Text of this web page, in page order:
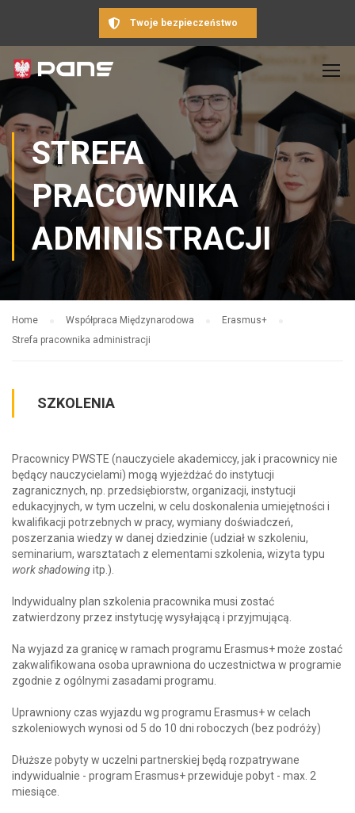
Twoje bezpieczeństwo
STREFA
PRACOWNIKA
ADMINISTRACJI
Home Współpraca Międzynarodowa
Erasmus+
Strefa pracownika administracji
SZKOLENIA
Pracownicy PWSTE (nauczyciele akademiccy, jak i pracownicy nie
będący nauczycielami) mogą wyjeżdżać do instytucji
zagranicznych, np. przedsiębiorstw, organizacji, instytucji
edukacyjnych, w tym uczelni, w celu doskonalenia umiejętności i
kwalifikacji potrzebnych w pracy, wymiany doświadczeń,
poszerzania wiedzy w danej dziedzinie (udział w szkoleniu,
seminarium, warsztatach z elementami szkolenia, wizyta typu
work shadowingitp.).
Indywidualny plan szkolenia pracownika musi zostać
zatwierdzony przez instytucję wysyłającą i przyjmującą.
​Na wyjazd za granicę w ramach programu Erasmus+ może zostać
zakwalifikowana osoba uprawniona do uczestnictwa w programie
zgodnie z ogólnymi zasadami programu.
Uprawniony czas wyjazdu wg programu Erasmus+ w celach
szkoleniowych wynosi od 5 do 10 dni roboczych (bez podróży)
Dłuższe pobyty w uczelni partnerskiej będą rozpatrywane
indywidualnie - program Erasmus+ przewiduje pobyt - max. 2
miesiące.